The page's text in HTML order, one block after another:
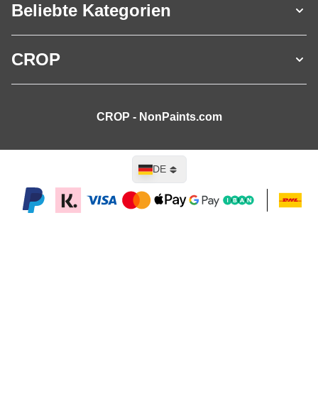
Beliebte Kategorien
CROP
CROP - NonPaints.com
Sprache
DE